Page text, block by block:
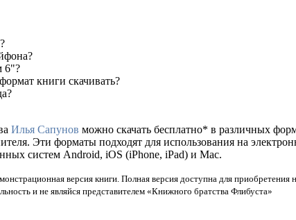
6"?
книги скачивать?
Илья Сапунов можно скачать бесплатно* в различных
Эти форматы подходят для использования на
систем Android, iOS (iPhone, iPad) и Mac.
версия книги. Полная версия доступна для приобретения
и не являйся представителем «Книжного братства Флибуста»